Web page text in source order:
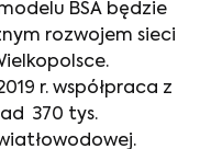
BSA będzie
rozwojem sieci
r. współpraca z
370 tys.